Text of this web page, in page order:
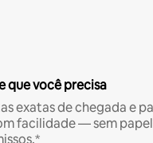
que você precisa
exatas de chegada e
facilidade — sem